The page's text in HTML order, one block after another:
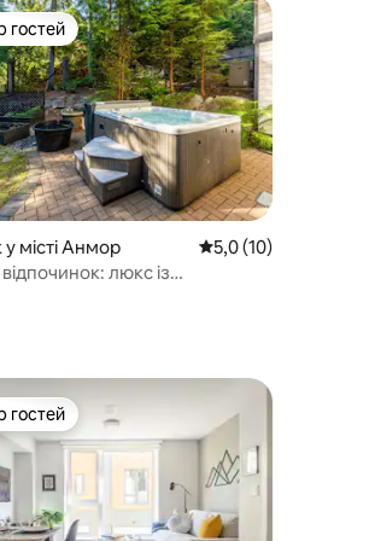
5, відгуки: 5
гостей
гостей
місті Анмор Середня оцінка: 5,0
5,0 (10)
люкс із
гостей
гостей